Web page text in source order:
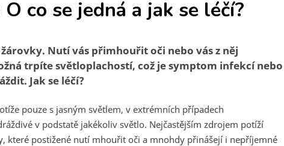
co se jedná a jak se léčí?
Nutí vás přimhouřit oči nebo vás z něj
trpíte světloplachostí, což je symptom infekcí nebo
Jak se léčí?
pouze s jasným světlem, v extrémních případech
v podstatě jakékoliv světlo. Nejčastějším zdrojem potíží
které postižené nutí mhouřit oči a mnohdy přinášejí i nepříjemné